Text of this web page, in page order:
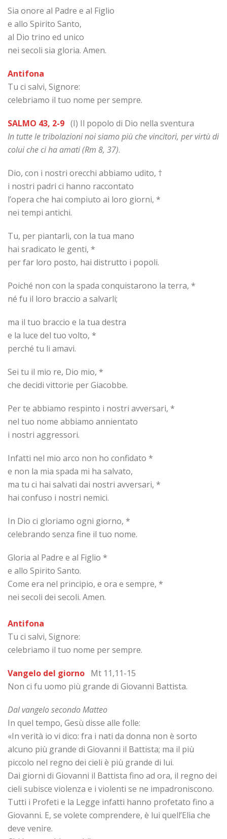
Sia onore al Padre e al Figlio
e allo Spirito Santo,
al Dio trino ed unico
nei secoli sia gloria. Amen.
Antifona
Tu ci salvi, Signore:
celebriamo il tuo nome per sempre.
SALMO 43, 2-9 (I) Il popolo di Dio nella sventura
In tutte le tribolazioni noi siamo più che vincitori, per virtù di
colui che ci ha amati (Rm 8, 37).
Dio, con i nostri orecchi abbiamo udito, †
i nostri padri ci hanno raccontato
l’opera che hai compiuto ai loro giorni, *
nei tempi antichi.
Tu, per piantarli, con la tua mano
hai sradicato le genti, *
per far loro posto, hai distrutto i popoli.
Poiché non con la spada conquistarono la terra, *
né fu il loro braccio a salvarli;
ma il tuo braccio e la tua destra
e la luce del tuo volto, *
perché tu li amavi.
Sei tu il mio re, Dio mio, *
che decidi vittorie per Giacobbe.
Per te abbiamo respinto i nostri avversari, *
nel tuo nome abbiamo annientato
i nostri aggressori.
Infatti nel mio arco non ho confidato *
e non la mia spada mi ha salvato,
ma tu ci hai salvati dai nostri avversari, *
hai confuso i nostri nemici.
In Dio ci gloriamo ogni giorno, *
celebrando senza fine il tuo nome.
Gloria al Padre e al Figlio *
e allo Spirito Santo.
Come era nel principio, e ora e sempre, *
nei secoli dei secoli. Amen.
Antifona
Tu ci salvi, Signore:
celebriamo il tuo nome per sempre.
Vangelo del giorno Mt 11,11-15
Non ci fu uomo più grande di Giovanni Battista.
Dal vangelo secondo Matteo
In quel tempo, Gesù disse alle folle:
«In verità io vi dico: fra i nati da donna non è sorto
alcuno più grande di Giovanni il Battista; ma il più
piccolo nel regno dei cieli è più grande di lui.
Dai giorni di Giovanni il Battista fino ad ora, il regno dei
cieli subisce violenza e i violenti se ne impadroniscono.
Tutti i Profeti e la Legge infatti hanno profetato fino a
Giovanni. E, se volete comprendere, è lui quell’Elìa che
deve venire.